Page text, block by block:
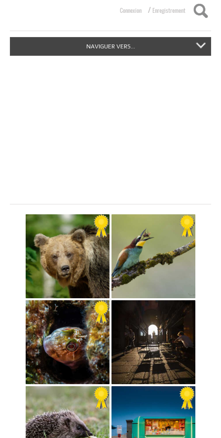
Connexion / Enregistrement
NAVIGUER VERS...